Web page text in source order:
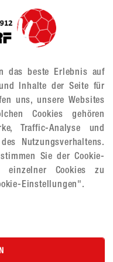
das beste Erlebnis auf
Inhalte der Seite für
uns, unsere Websites
Cookies gehören
Traffic-Analyse und
Nutzungsverhaltens.
Sie der Cookie-
Cookies zu
Einstellungen".